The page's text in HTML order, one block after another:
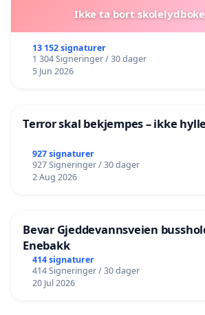
Ikke ta bort
13 152 signaturer
1 304 Signeringer / 30 dager
5 Jun 2026
Terror skal bekjempes – ikke
927 signaturer
927 Signeringer / 30 dager
2 Aug 2026
Bevar Gjeddevannsveien
Enebakk
414 signaturer
414 Signeringer / 30 dager
20 Jul 2026